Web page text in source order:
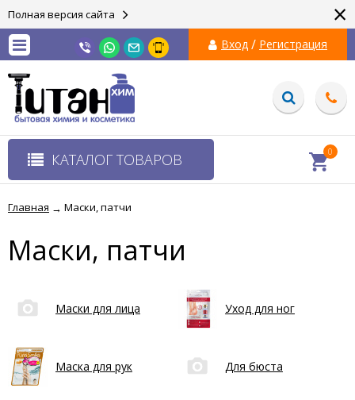
Полная версия сайта ×
Вход / Регистрация
КАТАЛОГ ТОВАРОВ 0
Главная → Маски, патчи
Маски, патчи
Маски для лица Уход для ног
Маска для рук Для бюста